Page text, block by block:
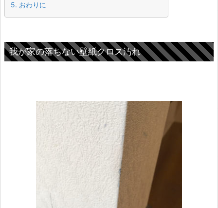
5. おわりに
我が家の落ちない壁紙クロス汚れ